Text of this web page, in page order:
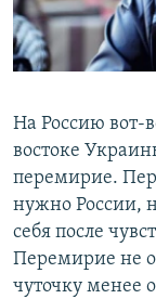
РАСПИСАНИЕ
ПОДПИШИТЕСЬ
СОЦИАЛЬНЫЕ СЕТИ
Все сайты
На Россию вот-
востоке
перемирие.
нужно России,
себя после
Перемирие не
чуточку менее